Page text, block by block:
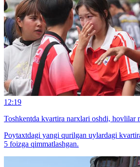
12:19
Toshkentda kvartira narxlari oshdi, hovlilar
Poytaxtdagi yangi qurilgan uylardagi
5 foizga qimmatlashgan.